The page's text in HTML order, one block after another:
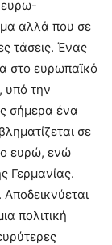
ευρω-
αλλά που σε
τάσεις. Ένας
στο ευρωπαϊκό
υπό την
σήμερα ένα
σε
ευρώ, ενώ
Γερμανίας.
Αποδεικνύεται
πολιτική